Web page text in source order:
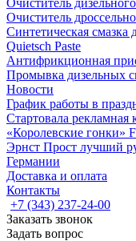
Очиститель
Очиститель
Синтетическая смазка
Quietsch Paste
Антифрикционная
Промывка дизельных
Новости
График работы в
Стартовала
«Королевские гонки»
Эрнст Прост лучший
Германии
Доставка и оплата
Контакты
+7 (343) 237-24-00
Заказать звонок
Задать вопрос